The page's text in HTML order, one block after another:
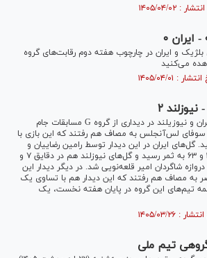
بلژیک و ایران در چارچوب هفته دوم رقابت‌های گروه
۲ تیم جمهوری اسلامی ایران و نیوزیلند در دیداری از گروه G مسابقات جام
سوفای لس‌آنجلس به مصاف هم رفتند که این بازی با
پایان رسید. گل‌های ایران در این دیدار توسط رامین رضاییان و
محمد محبی در دقایق ۳۲ و ۶۳ به ثمر رسید و گل‌های نیوزلند هم در دقایق ۷ و
شاگردان امیر قلعه‌نویی شد. در دیگر دیدار این
به مصاف هم رفتند که این دیدار هم با تساوی یک
تیم‌های این گروه در پایان هفته نخست، یک
تیم ملی